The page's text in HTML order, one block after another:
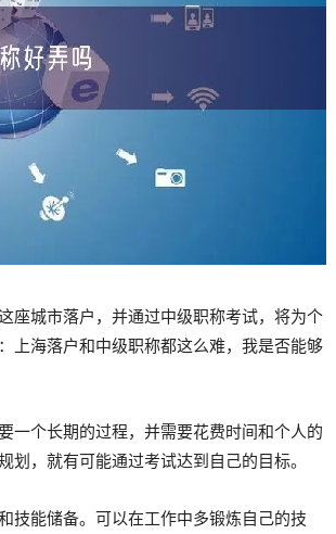
座城市落户，并通过中级职称考试，将为个
上海落户和中级职称都这么难，我是否能够
一个长期的过程，并需要花费时间和个人的
，就有可能通过考试达到自己的目标。
技能储备。可以在工作中多锻炼自己的技